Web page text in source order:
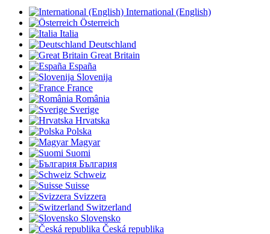
International (English)
Österreich
Italia
Deutschland
Great Britain
España
Slovenija
France
România
Sverige
Hrvatska
Polska
Magyar
Suomi
България
Schweiz
Suisse
Svizzera
Switzerland
Slovensko
Česká republika